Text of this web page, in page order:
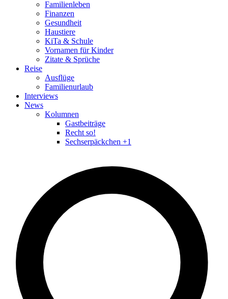
Familienleben
Finanzen
Gesundheit
Haustiere
KiTa & Schule
Vornamen für Kinder
Zitate & Sprüche
Reise
Ausflüge
Familienurlaub
Interviews
News
Kolumnen
Gastbeiträge
Recht so!
Sechserpäckchen +1